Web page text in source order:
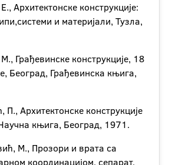
Архитектонске конструкције:
и материјали, Тузла,
Грађевинске конструкције, 18
Београд, Грађевинска књига,
П., Архитектонске конструкције
књига, Београд, 1971.
М., Прозори и врата са
координацијом, сепарат,